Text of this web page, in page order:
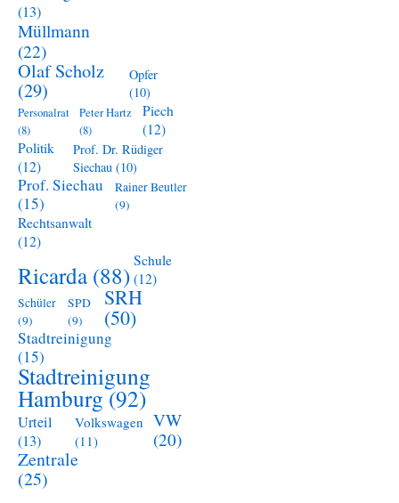
(13)
Müllmann
(22)
Olaf Scholz
(29)
Opfer
(10)
Personalrat
(8)
Peter Hartz
(8)
Piech
(12)
Politik
(12)
Prof. Dr. Rüdiger
Siechau (10)
Prof. Siechau
(15)
Rainer Beutler
(9)
Rechtsanwalt
(12)
Ricarda (88) Schule
(12)
Schüler
(9)
SPD
(9)
SRH
(50)
Stadtreinigung
(15)
Stadtreinigung
Hamburg(92)
Urteil
(13)
Volkswagen
(11)
VW
(20)
Zentrale
(25)